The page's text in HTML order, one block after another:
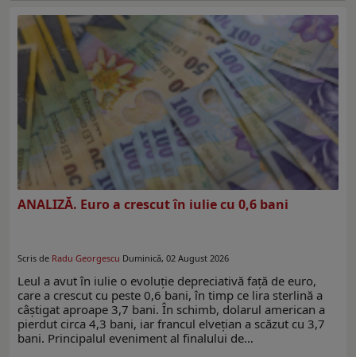
ANALIZĂ. Euro a crescut în iulie cu 0,6 bani
Scris de Radu Georgescu Duminică, 02 August 2026
Leul a avut în iulie o evoluție depreciativă față de euro,
care a crescut cu peste 0,6 bani, în timp ce lira sterlină a
câștigat aproape 3,7 bani. În schimb, dolarul american a
pierdut circa 4,3 bani, iar francul elvețian a scăzut cu 3,7
bani. Principalul eveniment al finalului de…